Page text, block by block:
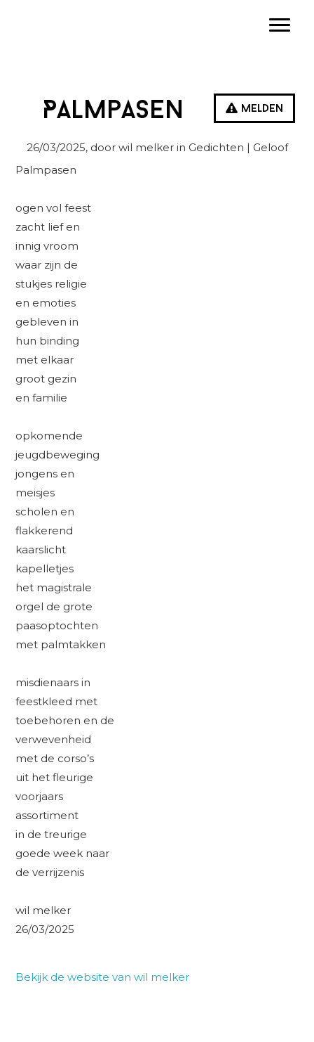
Melden
Palmpasen
26/03/2025, door wil melker in Gedichten | Geloof
Palmpasen
ogen vol feest
zacht lief en
innig vroom
waar zijn de
stukjes religie
en emoties
gebleven in
hun binding
met elkaar
groot gezin
en familie
opkomende
jeugdbeweging
jongens en
meisjes
scholen en
flakkerend
kaarslicht
kapelletjes
het magistrale
orgel de grote
paasoptochten
met palmtakken
misdienaars in
feestkleed met
toebehoren en de
verwevenheid
met de corso’s
uit het fleurige
voorjaars
assortiment
in de treurige
goede week naar
de verrijzenis
wil melker
26/03/2025
Bekijk de website van wil melker